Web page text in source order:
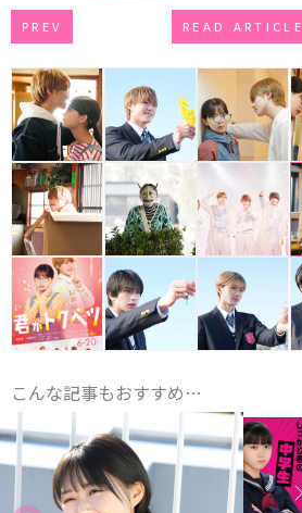
PREV READ ARTICLE
こんな記事もおすすめ…